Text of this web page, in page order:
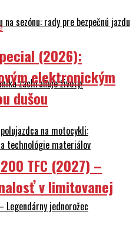
sezónu: rady pre bezpečnú jazdu
zachraňuje životy!
na motocykli:
technológie materiálov
Legendárny jednorožec
(2026):
elektronickým
dušou
TFC (2027) –
v limitovanej